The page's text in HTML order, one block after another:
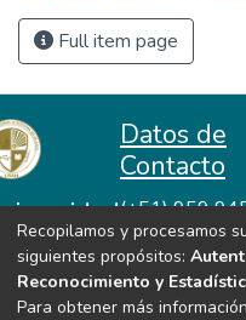
Full item page
Huanta
Datos de
Contacto
(+51) 959
https://
Recopilamos y procesamos
siguientes propósitos:
Reconocimiento y
Para obtener más